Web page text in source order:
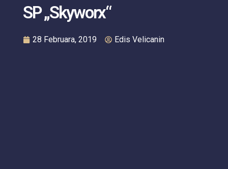
SP „Skyworx“
28 Februara, 2019 Edis Velicanin